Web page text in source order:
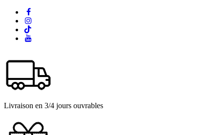
Livraison en 3/4 jours ouvrables